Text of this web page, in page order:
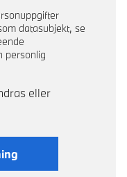
datasubjekt, se
personlig
eller